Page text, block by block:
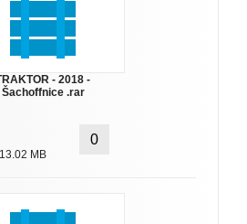
- 2018 -
Šachoffnice .rar
MB
0